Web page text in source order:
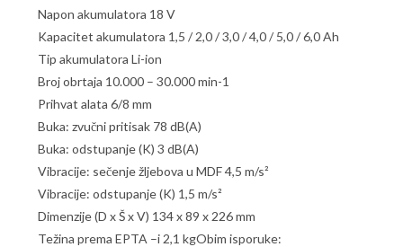
Napon akumulatora 18 V
Kapacitet akumulatora 1,5 / 2,0 / 3,0 / 4,0 / 5,0 / 6,0 Ah
Tip akumulatora Li-ion
Broj obrtaja 10.000 – 30.000 min-1
Prihvat alata 6/8 mm
Buka: zvučni pritisak 78 dB(A)
Buka: odstupanje (K) 3 dB(A)
Vibracije: sečenje žljebova u MDF 4,5 m/s²
Vibracije: odstupanje (K) 1,5 m/s²
Dimenzije (D x Š x V) 134 x 89 x 226 mm
Težina prema EPTA –i 2,1 kgObim isporuke: